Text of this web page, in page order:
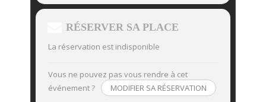
RÉSERVER SA PLACE
La réservation est indisponible
Vous ne pouvez pas vous rendre à cet
événement ?
MODIFIER SA RÉSERVATION